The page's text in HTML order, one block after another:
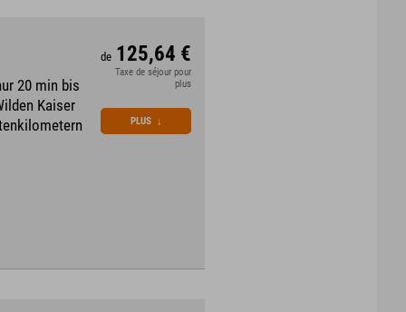
20 min bis
Kaiser
de 125,64 €
Taxe de séjour pour
plus
PLUS ↓